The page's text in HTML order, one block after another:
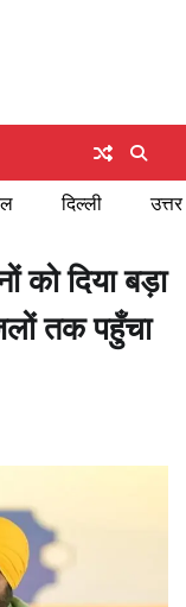
दिल्ली
को दिया बड़ा
तक पहुँचा